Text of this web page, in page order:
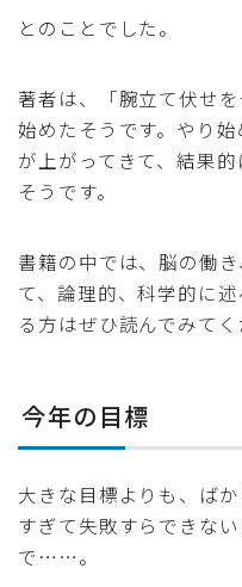
とのことでした。
著者は、「腕立て伏せ
始めたそうです。やり
が上がってきて、結果
そうです。
書籍の中では、脳の働
て、論理的、科学的に
る方はぜひ読んでみてく
今年の目標
大きな目標よりも、ば
すぎて失敗すらできな
で……。